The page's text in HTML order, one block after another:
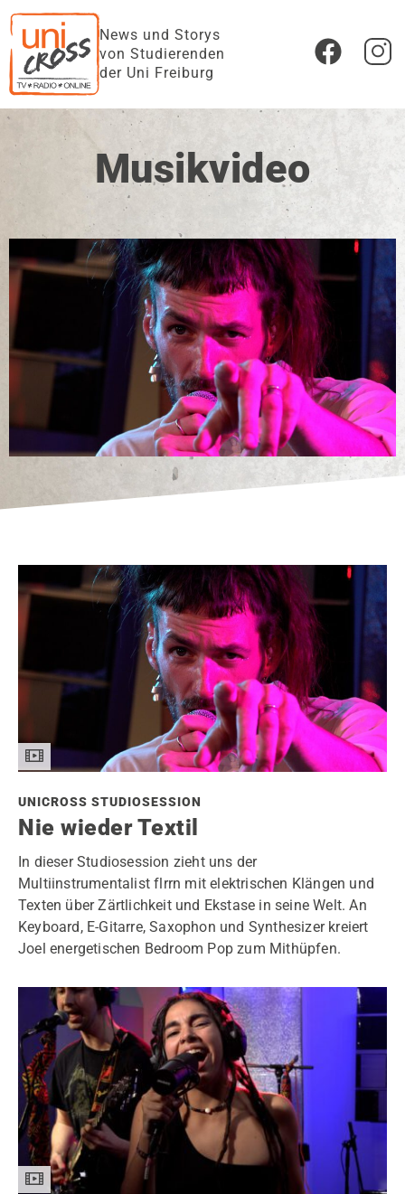
News und Storys
von Studierenden
der Uni Freiburg
Musikvideo
UNICROSS STUDIOSESSION
Nie wieder Textil
In dieser Studiosession zieht uns der
Multiinstrumentalist flrrn mit elektrischen Klängen und
Texten über Zärtlichkeit und Ekstase in seine Welt. An
Keyboard, E-Gitarre, Saxophon und Synthesizer kreiert
Joel energetischen Bedroom Pop zum Mithüpfen.